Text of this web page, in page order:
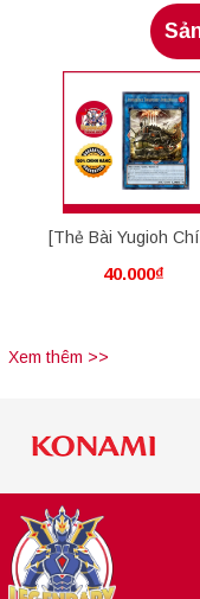
[Thẻ Bài Yugioh
Hãng] Amphibious
40.000₫
Xem thêm >>